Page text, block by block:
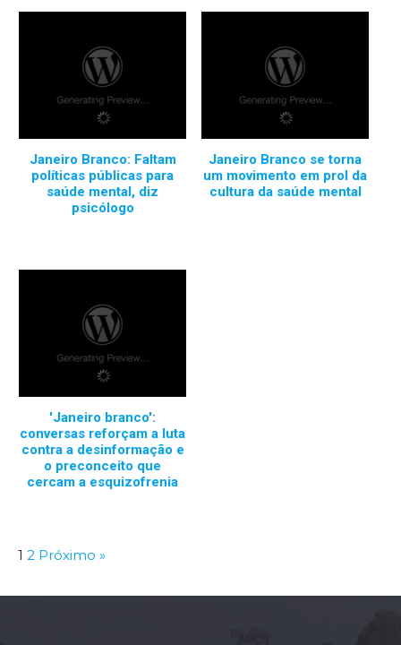
Janeiro Branco: Faltam
políticas públicas para
saúde mental, diz
psicólogo
Janeiro Branco se torna
um movimento em prol da
cultura da saúde mental
'Janeiro branco':
conversas reforçam a luta
contra a desinformação e
o preconceito que
cercam a esquizofrenia
1 2 Próximo »